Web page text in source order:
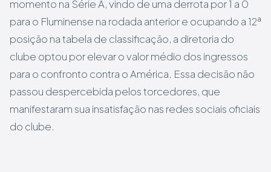
momento na Série A, vindo de uma derrota por 1 a 0
para o Fluminense na rodada anterior e ocupando a 12ª
posição na tabela de classificação, a diretoria do
clube optou por elevar o valor médio dos ingressos
para o confronto contra o América. Essa decisão não
passou despercebida pelos torcedores, que
manifestaram sua insatisfação nas redes sociais oficiais
do clube.